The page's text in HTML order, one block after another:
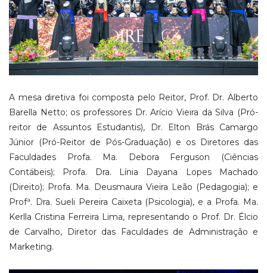
A mesa diretiva foi composta pelo Reitor, Prof. Dr. Alberto
Barella Netto; os professores Dr. Arício Vieira da Silva (Pró-
reitor de Assuntos Estudantis), Dr. Elton Brás Camargo
Júnior (Pró-Reitor de Pós-Graduação) e os Diretores das
Faculdades Profa. Ma. Debora Ferguson (Ciências
Contábeis); Profa. Dra. Línia Dayana Lopes Machado
(Direito); Profa. Ma. Deusmaura Vieira Leão (Pedagogia); e
Profª. Dra. Sueli Pereira Caixeta (Psicologia), e a Profa. Ma.
Kerlla Cristina Ferreira Lima, representando o Prof. Dr. Élcio
de Carvalho, Diretor das Faculdades de Administração e
Marketing.